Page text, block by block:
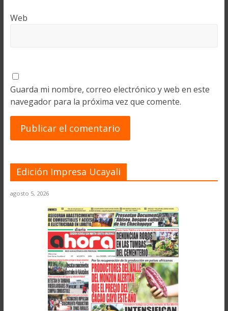
Web
Guarda mi nombre, correo electrónico y web en este
navegador para la próxima vez que comente.
Edición Impresa Ucayali
agosto 5, 2026